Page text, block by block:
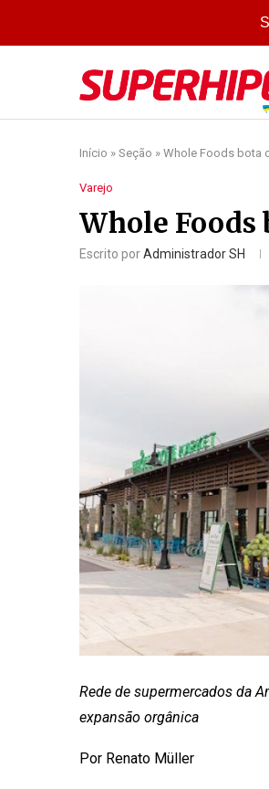
Início » Seção » Whole Foods bota
Varejo
Whole Foods
Escrito porAdministrador SH
Rede de supermercados da
expansão orgânica
Por Renato Müller